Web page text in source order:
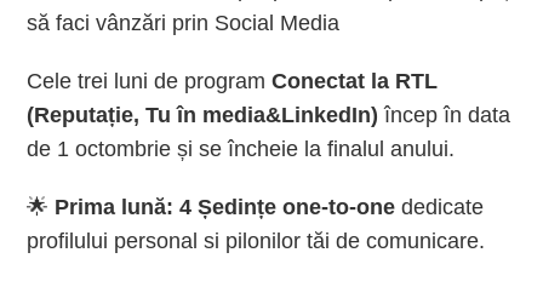
să faci vânzări prin Social Media
Cele trei luni de programConectat la RTL
(Reputație, Tu în media&LinkedIn) încep în data
de 1 octombrie și se încheie la finalul anului.
🌟 Prima lună: 4 Ședințe one-to-onededicate
profilului personal si pilonilor tăi de comunicare.